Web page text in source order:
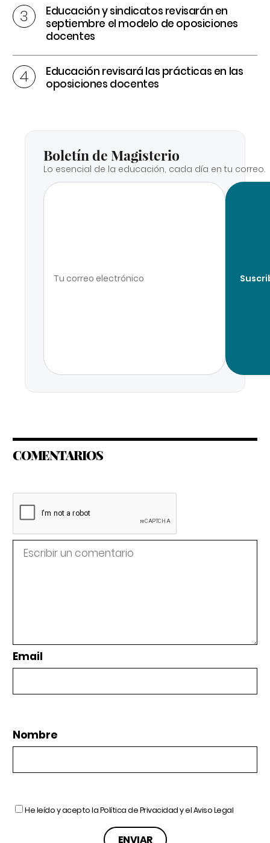
Educación y sindicatos revisarán en
septiembre el modelo de oposiciones
docentes
Educación revisará las prácticas en las
oposiciones docentes
Boletín de Magisterio
Lo esencial de la educación, cada día en tu correo.
COMENTARIOS
Email
Nombre
He leído y acepto laPolítica de Privacidady elAviso Legal